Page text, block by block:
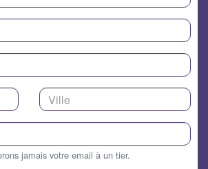
jamais votre email à un tier.